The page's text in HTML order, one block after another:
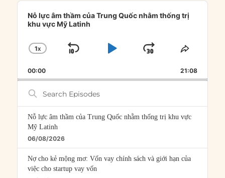
Audio
Player
Nỗ lực âm thầm của Trung Quốc nhằm thống trị
khu vực Mỹ Latinh
CHANGE
RATE
1X
SKIP
PLAYJUMP
FORWARD
SHARE
00:00 21:08
Search
Episodes
Nỗ lực âm thầm của Trung Quốc nhằm thống trị khu vực
Mỹ Latinh
06/08/2026
Nợ cho kẻ mộng mơ: Vốn vay chính sách và giới hạn của
việc cho startup vay vốn